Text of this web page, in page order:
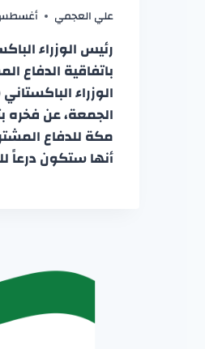
علي العجمي أغسطس 7,
رئيس الوزراء
باتفاقية الدفاع
الوزراء
الجمعة، عن فخره
مكة للدفاع
أنها ستكون درعاً